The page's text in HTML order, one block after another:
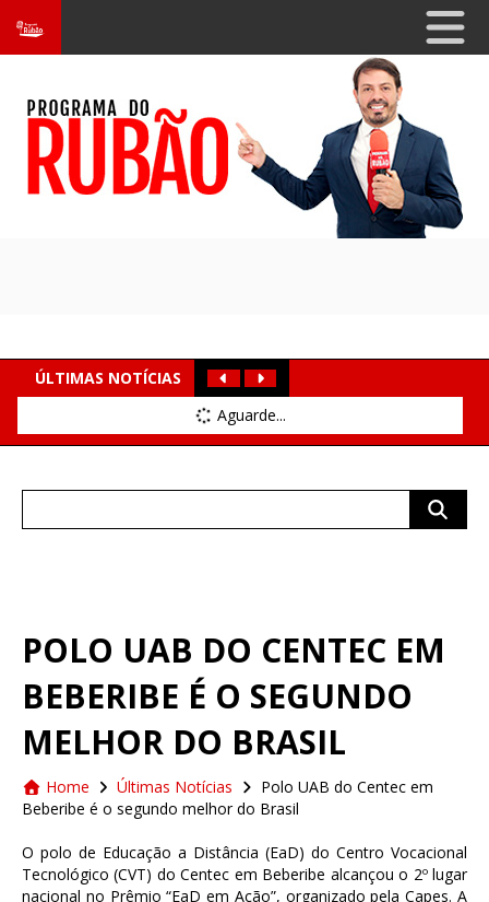
ÚLTIMAS NOTÍCIAS
Aguarde...
POLO UAB DO CENTEC EM
BEBERIBE É O SEGUNDO
MELHOR DO BRASIL
Home Últimas Notícias
Polo UAB do Centec em
Beberibe é o segundo melhor do Brasil
O polo de Educação a Distância (EaD) do Centro Vocacional
Tecnológico (CVT) do Centec em Beberibe alcançou o 2º lugar
nacional no Prêmio “EaD em Ação”, organizado pela Capes. A